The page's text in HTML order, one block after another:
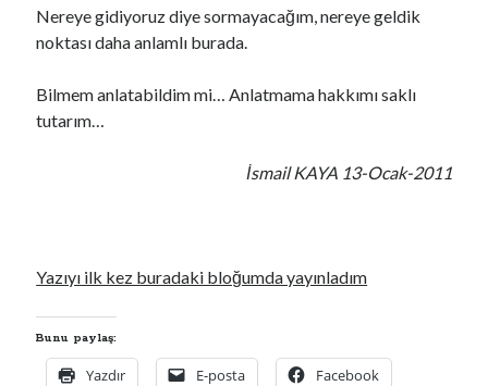
Nereye gidiyoruz diye sormayacağım, nereye geldik
noktası daha anlamlı burada.
Bilmem anlatabildim mi… Anlatmama hakkımı saklı
tutarım…
İsmail KAYA 13-Ocak-2011
Yazıyı ilk kez buradaki bloğumda yayınladım
Bunu paylaş:
Yazdır E-posta Facebook